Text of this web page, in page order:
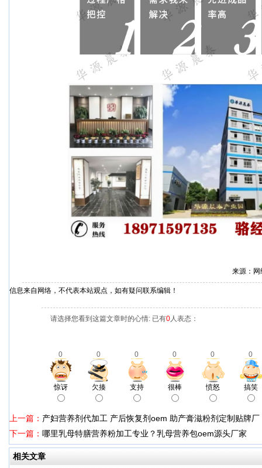
来源：
信息来自网络，不代表本站观点，如有疑问联系编辑！
请选择您看到这篇文章时的心情: 已有0人表态：
0 0 0 0 0 0
惊讶 欠揍 支持 很棒 愤怒 搞笑
上一篇： 产妇营养剂代加工 产后恢复剂oem 助产膏滋粉剂定制贴牌厂
下一篇： 哪里乳母特膳营养粉加工专业？乳母营养包oem源头厂家
相关文章